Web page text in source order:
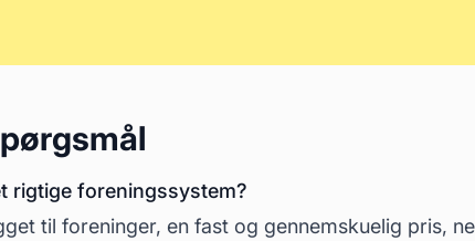
rigtige foreningssystem?
til foreninger, en fast og gennemskuelig pris,